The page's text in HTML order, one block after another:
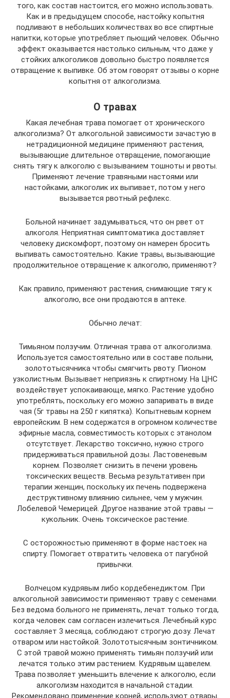
того, как состав настоится, его можно использовать.
Как и в предыдущем способе, настойку копытня
подливают в небольших количествах во все спиртные
напитки, которые употребляет пьющий человек. Обычно
эффект оказывается настолько сильным, что даже у
стойких алкоголиков довольно быстро появляется
отвращение к выпивке. Об этом говорят отзывы о корне
копытня от алкоголизма.
О травах
Какая лечебная трава помогает от хронического
алкоголизма? От алкогольной зависимости зачастую в
нетрадиционной медицине применяют растения,
вызывающие длительное отвращение, помогающие
снять тягу к алкоголю с вызыванием тошноты и рвоты.
Применяют лечение травяными настоями или
настойками, алкоголик их выпивает, потом у него
вызывается рвотный рефлекс.
Больной начинает задумываться, что он рвет от
алкоголя. Неприятная симптоматика доставляет
человеку дискомфорт, поэтому он намерен бросить
выпивать самостоятельно. Какие травы, вызывающие
продолжительное отвращение к алкоголю, применяют?
Как правило, применяют растения, снимающие тягу к
алкоголю, все они продаются в аптеке.
Обычно лечат:
Тимьяном ползучим. Отличная трава от алкоголизма.
Используется самостоятельно или в составе полыни,
золототысячника чтобы смягчить рвоту. Пионом
узколистным. Вызывает неприязнь к спиртному. На ЦНС
воздействует успокаивающе, мягко. Растение удобно
употреблять, поскольку его можно запаривать в виде
чая (5г травы на 250 г кипятка). Копытневым корнем
европейским. В нем содержатся в огромном количестве
эфирные масла, совместимость которых с этанолом
отсутствует. Лекарство токсично, нужно строго
придерживаться правильной дозы. Ластовеневым
корнем. Позволяет снизить в печени уровень
токсических веществ. Весьма результативен при
терапии женщин, поскольку их печень подвержена
деструктивному влиянию сильнее, чем у мужчин.
Лобелевой Чемерицей. Другое название этой травы —
кукольник. Очень токсическое растение.
С осторожностью применяют в форме настоек на
спирту. Помогает отвратить человека от пагубной
привычки.
Волчецом кудрявым либо кордебенедиктом. При
алкогольной зависимости применяют траву с семенами.
Без ведома больного не применять, лечат только тогда,
когда человек сам согласен излечиться. Лечебный курс
составляет 3 месяца, соблюдают строгую дозу. Лечат
отваром или настойкой. Золототысячным зонтичником.
С этой травой можно применять тимьян ползучий или
лечатся только этим растением. Кудрявым щавелем.
Трава позволяет уменьшить влечение к алкоголю, если
алкоголизм находится в начальной стадии.
Рекомендовано применение корней, используют отвары.